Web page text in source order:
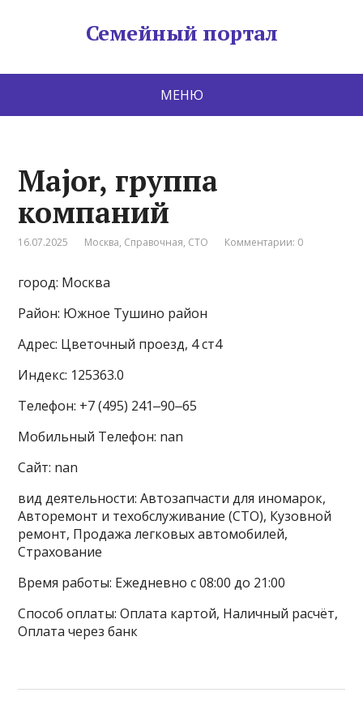
Семейный портал
МЕНЮ
Major, группа
компаний
16.07.2025 Москва, Справочная, СТО Комментарии: 0
город: Москва
Район: Южное Тушино район
Адрес: Цветочный проезд, 4 ст4
Индекс: 125363.0
Телефон: +7 (495) 241‒90‒65
Мобильный Телефон: nan
Сайт: nan
вид деятельности: Автозапчасти для иномарок,
Авторемонт и техобслуживание (СТО), Кузовной
ремонт, Продажа легковых автомобилей,
Страхование
Время работы: Ежедневно с 08:00 до 21:00
Способ оплаты: Оплата картой, Наличный расчёт,
Оплата через банк